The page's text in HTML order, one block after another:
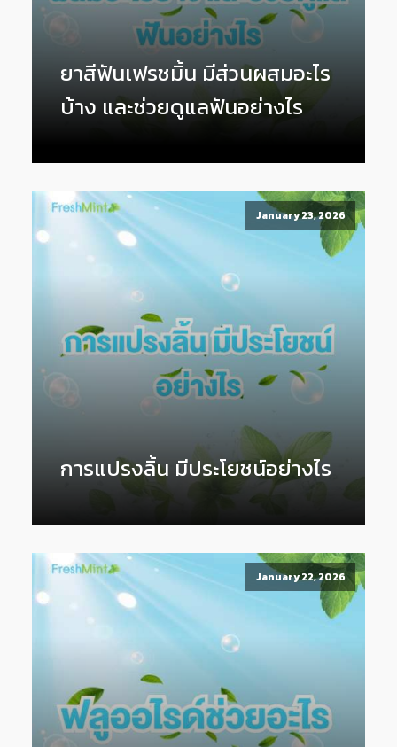
ยาสีฟันเฟรชมิ้น มีส่วนผสมอะไร
บ้าง และช่วยดูแลฟันอย่างไร
January 23, 2026
การแปรงลิ้น มีประโยชน์อย่างไร
January 22, 2026